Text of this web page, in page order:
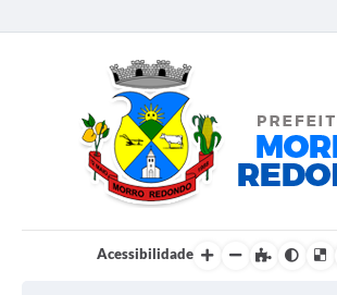
Acessibilidade